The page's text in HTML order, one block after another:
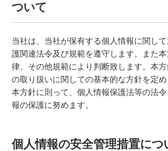
ついて
当社は、当社が保有する個人情報に関し
護関連法令及び規範を遵守します。また
律、その他規範により判断致します。本
の取り扱いに関しての基本的な方針を定
本方針に則って、個人情報保護法等の法
報の保護に努めます。
個人情報の安全管理措置につ